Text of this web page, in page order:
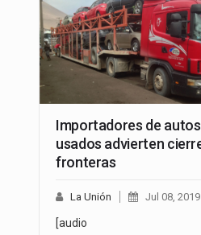
Importadores de autos
usados advierten
fronteras
La Unión Jul 08, 2019
[audio